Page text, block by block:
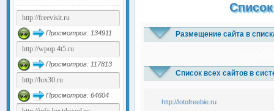
Просмотров: 134911
Просмотров: 117813
Просмотров: 64604
Размещение сайта в
Список всех сайтов в
http://lotofreebie.ru